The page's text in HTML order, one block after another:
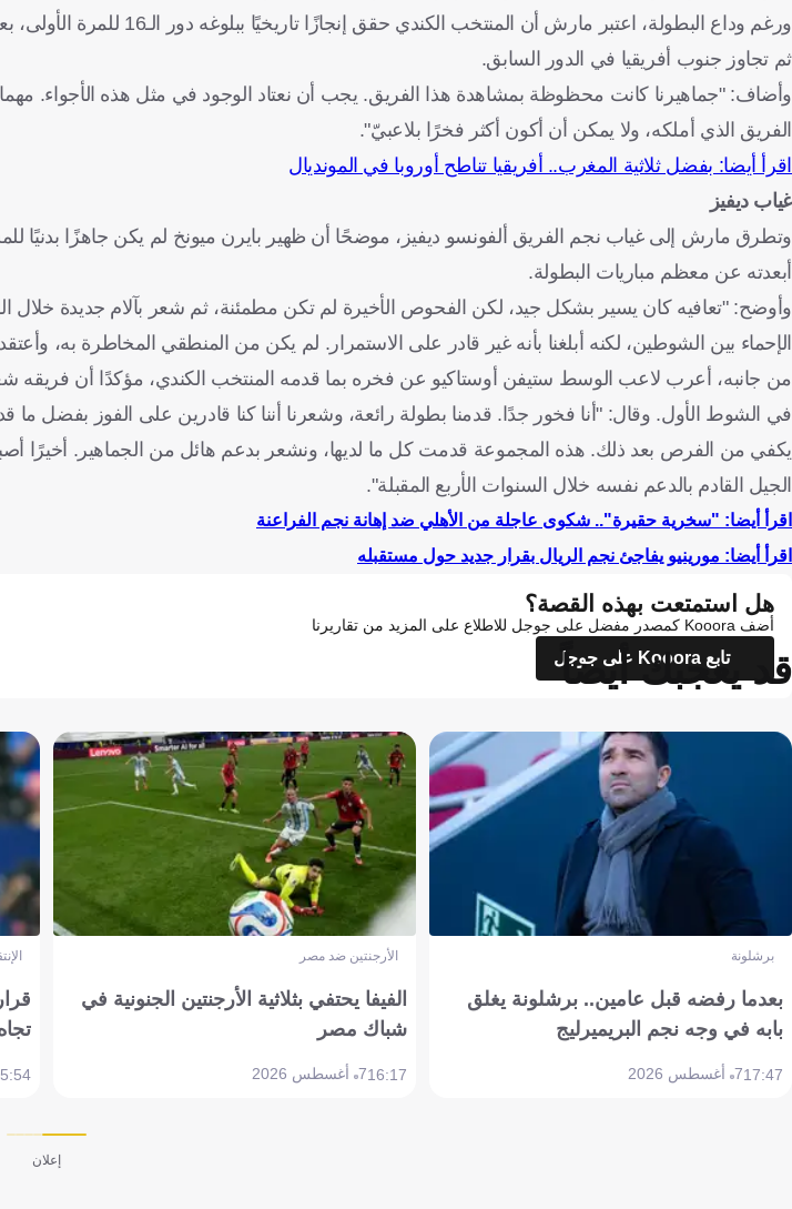
ورغم وداع البطولة، اعتبر مارش أن
ثم تجاوز جنوب أفريقيا في الدور السابق.
وأضاف: "جماهيرنا كانت محظوظة بمشاهدة هذا الفريق. يجب أن نعتاد الوجود في مثل هذه الأجواء. مهما
الفريق الذي أملكه، ولا يمكن أن أكون أكثر فخرًا بلاعبيّ".
اقرأ أيضا: بفضل ثلاثية المغرب.. أفريقيا تناطح أوروبا في المونديال
غياب ديفيز
وتطرق مارش إلى غياب نجم الفريق ألفونسو ديفيز، موضحًا أن ظهير بايرن ميونخ لم يكن جاهزًا بدنيًا
أبعدته عن معظم مباريات البطولة.
وأوضح: "تعافيه كان يسير بشكل جيد، لكن الفحوص الأخيرة لم تكن مطمئنة، ثم شعر بآلام جديدة خلال
الإحماء بين الشوطين، لكنه أبلغنا بأنه غير قادر على الاستمرار. لم يكن من المنطقي المخاطرة به، وأعتقد
من جانبه، أعرب لاعب الوسط ستيفن أوستاكيو عن فخره بما قدمه المنتخب الكندي، مؤكدًا أن فريقه
في الشوط الأول. وقال: "أنا فخور جدًا. قدمنا بطولة رائعة، وشعرنا أننا كنا قادرين على الفوز بفضل ما
يكفي من الفرص بعد ذلك. هذه المجموعة قدمت كل ما لديها، ونشعر بدعم هائل من الجماهير. أخيرًا
الجيل القادم بالدعم نفسه خلال السنوات الأربع المقبلة".
اقرأ أيضا: "سخرية حقيرة".. شكوى عاجلة من الأهلي ضد إهانة نجم الفراعنة
اقرأ أيضا: مورينيو يفاجئ نجم الريال بقرار جديد حول مستقبله
هل استمتعت بهذه القصة؟
أضف Kooora كمصدر مفضل على جوجل للاطلاع على المزيد من تقاريرنا
تابع Kooora على جوجل
قد يعجبك أيضاً
برشلونة
بعدما رفضه قبل عامين.. برشلونة يغلق
بابه في وجه نجم البريميرليج
17:477 أغسطس 2026
الأرجنتين ضد مصر
الفيفا يحتفي بثلاثية الأرجنتين الجنونية في
شباك مصر
16:177 أغسطس 2026
إعلان